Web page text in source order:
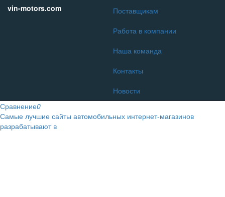
vin-motors.com
Поставщикам
Работа в компании
Наша команда
Контакты
Новости
Сравнение0
Самые лучшие сайты автомобильных интернет-магазинов
разрабатывают в